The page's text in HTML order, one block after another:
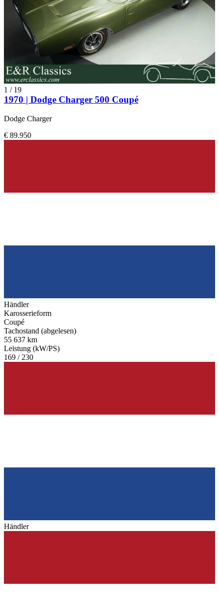
1 / 19
1970 | Dodge Charger 500 Coupé
Dodge Charger
€ 89.950
Händler
Karosserieform
Coupé
Tachostand (abgelesen)
55 637 km
Leistung (kW/PS)
169 / 230
Händler